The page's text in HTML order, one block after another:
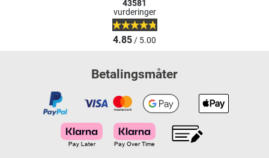
43581
vurderinger
4.85/ 5.00
Betalingsmåter